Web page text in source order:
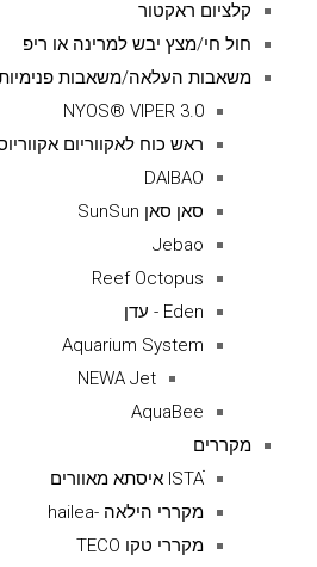
קלציום ראקטור
חול חי/מצץ יבש למרינה או ריפ
משאבות העלאה/משאבות
NYOS® VIPER 3.0
ראש כוח לאקווריום
DAIBAO
סאן סאן SunSun
Jebao
Reef Octopus
Eden - עדן
Aquarium System
NEWA Jet
AquaBee
מקררים
ISTAׁׂ איסתא מאוורים
מקררי הילאה -hailea
מקררי טקו TECO